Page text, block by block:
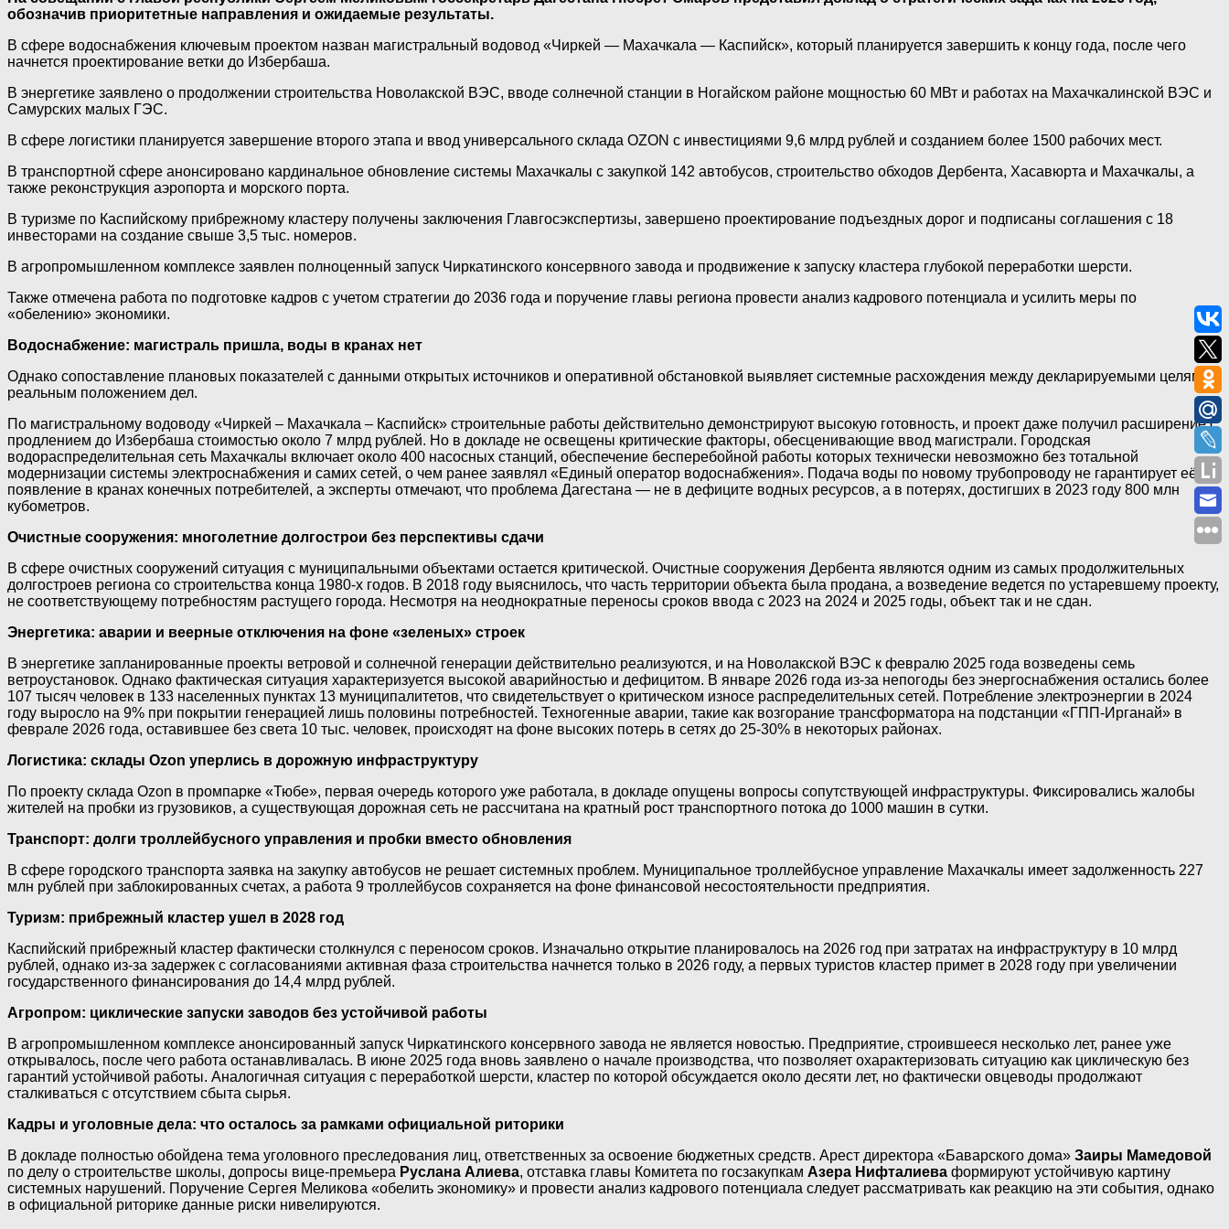
обозначив приоритетные направления и ожидаемые результаты.
В сфере водоснабжения ключевым проектом назван магистральный водовод «Чиркей — Махачкала — Каспийск», который планируется завершить к концу года, после чего
начнется проектирование ветки до Избербаша.
В энергетике заявлено о продолжении строительства Новолакской ВЭС, вводе солнечной станции в Ногайском районе мощностью 60 МВт и работах на Махачкалинской ВЭС и
Самурских малых ГЭС.
В сфере логистики планируется завершение второго этапа и ввод универсального склада OZON с инвестициями 9,6 млрд рублей и созданием более 1500 рабочих мест.
В транспортной сфере анонсировано кардинальное обновление системы Махачкалы с закупкой 142 автобусов, строительство обходов Дербента, Хасавюрта и Махачкалы, а
также реконструкция аэропорта и морского порта.
В туризме по Каспийскому прибрежному кластеру получены заключения Главгосэкспертизы, завершено проектирование подъездных дорог и подписаны соглашения с 18
инвесторами на создание свыше 3,5 тыс. номеров.
В агропромышленном комплексе заявлен полноценный запуск Чиркатинского консервного завода и продвижение к запуску кластера глубокой переработки шерсти.
Также отмечена работа по подготовке кадров с учетом стратегии до 2036 года и поручение главы региона провести анализ кадрового потенциала и усилить меры по
«обелению» экономики.
Водоснабжение: магистраль пришла, воды в кранах нет
Однако сопоставление плановых показателей с данными открытых источников и оперативной обстановкой выявляет системные расхождения между декларируемыми целями и
реальным положением дел.
По магистральному водоводу «Чиркей – Махачкала – Каспийск» строительные работы действительно демонстрируют высокую готовность, и проект даже получил расширение с
продлением до Избербаша стоимостью около 7 млрд рублей. Но в докладе не освещены критические факторы, обесценивающие ввод магистрали. Городская
водораспределительная сеть Махачкалы включает около 400 насосных станций, обеспечение бесперебойной работы которых технически невозможно без тотальной
модернизации системы электроснабжения и самих сетей, о чем ранее заявлял «Единый оператор водоснабжения». Подача воды по новому трубопроводу не гарантирует её
появление в кранах конечных потребителей, а эксперты отмечают, что проблема Дагестана — не в дефиците водных ресурсов, а в потерях, достигших в 2023 году 800 млн
кубометров.
Очистные сооружения: многолетние долгострои без перспективы сдачи
В сфере очистных сооружений ситуация с муниципальными объектами остается критической. Очистные сооружения Дербента являются одним из самых продолжительных
долгостроев региона со строительства конца 1980-х годов. В 2018 году выяснилось, что часть территории объекта была продана, а возведение ведется по устаревшему проекту,
не соответствующему потребностям растущего города. Несмотря на неоднократные переносы сроков ввода с 2023 на 2024 и 2025 годы, объект так и не сдан.
Энергетика: аварии и веерные отключения на фоне «зеленых» строек
В энергетике запланированные проекты ветровой и солнечной генерации действительно реализуются, и на Новолакской ВЭС к февралю 2025 года возведены семь
ветроустановок. Однако фактическая ситуация характеризуется высокой аварийностью и дефицитом. В январе 2026 года из-за непогоды без энергоснабжения остались более
107 тысяч человек в 133 населенных пунктах 13 муниципалитетов, что свидетельствует о критическом износе распределительных сетей. Потребление электроэнергии в 2024
году выросло на 9% при покрытии генерацией лишь половины потребностей. Техногенные аварии, такие как возгорание трансформатора на подстанции «ГПП-Ирганай» в
феврале 2026 года, оставившее без света 10 тыс. человек, происходят на фоне высоких потерь в сетях до 25-30% в некоторых районах.
Логистика: склады Ozon уперлись в дорожную инфраструктуру
По проекту склада Ozon в промпарке «Тюбе», первая очередь которого уже работала, в докладе опущены вопросы сопутствующей инфраструктуры. Фиксировались жалобы
жителей на пробки из грузовиков, а существующая дорожная сеть не рассчитана на кратный рост транспортного потока до 1000 машин в сутки.
Транспорт: долги троллейбусного управления и пробки вместо обновления
В сфере городского транспорта заявка на закупку автобусов не решает системных проблем. Муниципальное троллейбусное управление Махачкалы имеет задолженность 227
млн рублей при заблокированных счетах, а работа 9 троллейбусов сохраняется на фоне финансовой несостоятельности предприятия.
Туризм: прибрежный кластер ушел в 2028 год
Каспийский прибрежный кластер фактически столкнулся с переносом сроков. Изначально открытие планировалось на 2026 год при затратах на инфраструктуру в 10 млрд
рублей, однако из-за задержек с согласованиями активная фаза строительства начнется только в 2026 году, а первых туристов кластер примет в 2028 году при увеличении
государственного финансирования до 14,4 млрд рублей.
Агропром: циклические запуски заводов без устойчивой работы
В агропромышленном комплексе анонсированный запуск Чиркатинского консервного завода не является новостью. Предприятие, строившееся несколько лет, ранее уже
открывалось, после чего работа останавливалась. В июне 2025 года вновь заявлено о начале производства, что позволяет охарактеризовать ситуацию как циклическую без
гарантий устойчивой работы. Аналогичная ситуация с переработкой шерсти, кластер по которой обсуждается около десяти лет, но фактически овцеводы продолжают
сталкиваться с отсутствием сбыта сырья.
Кадры и уголовные дела: что осталось за рамками официальной риторики
В докладе полностью обойдена тема уголовного преследования лиц, ответственных за освоение бюджетных средств. Арест директора «Баварского дома» Заиры Мамедовой
по делу о строительстве школы, допросы вице-премьера Руслана Алиева, отставка главы Комитета по госзакупкам Азера Нифталиева формируют устойчивую картину
системных нарушений. Поручение Сергея Меликова «обелить экономику» и провести анализ кадрового потенциала следует рассматривать как реакцию на эти события, однако
в официальной риторике данные риски нивелируются.